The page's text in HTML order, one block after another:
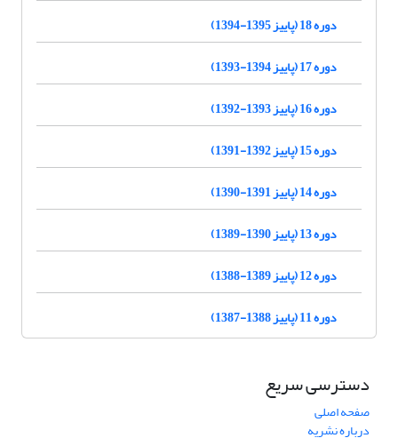
دوره 18 (پاییز 1395-1394)
دوره 17 (پاییز 1394-1393)
دوره 16 (پاییز 1393-1392)
دوره 15 (پاییز 1392-1391)
دوره 14 (پاییز 1391-1390)
دوره 13 (پاییز 1390-1389)
دوره 12 (پاییز 1389-1388)
دوره 11 (پاییز 1388-1387)
دسترسی سریع
صفحه اصلی
درباره نشریه